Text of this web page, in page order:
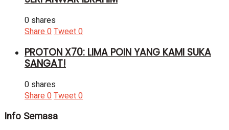
0 shares
Share0Tweet0
PROTON X70: LIMA POIN YANG KAMI SUKA
SANGAT!
0 shares
Share0Tweet0
Info Semasa